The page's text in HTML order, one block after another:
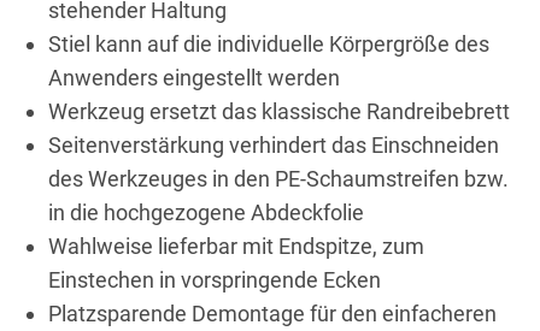
stehender Haltung
Stiel kann auf die individuelle Körpergröße des
Anwenders eingestellt werden
Werkzeug ersetzt das klassische Randreibebrett
Seitenverstärkung verhindert das Einschneiden
des Werkzeuges in den PE-Schaumstreifen bzw.
in die hochgezogene Abdeckfolie
Wahlweise lieferbar mit Endspitze, zum
Einstechen in vorspringende Ecken
Platzsparende Demontage für den einfacheren